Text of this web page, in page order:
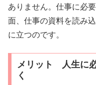
ありません。仕事に必
面、仕事の資料を読み
に立つのです。
メリット 人生に
く